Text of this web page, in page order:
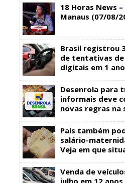
18 Horas News​​​​​​​​​​​​
Manaus (07/08/
Brasil registrou
de tentativas de
digitais em 1 ano
Desenrola para
informais deve
novas regras na
Pais também
salário-
Veja em que
Venda de
julho em 12